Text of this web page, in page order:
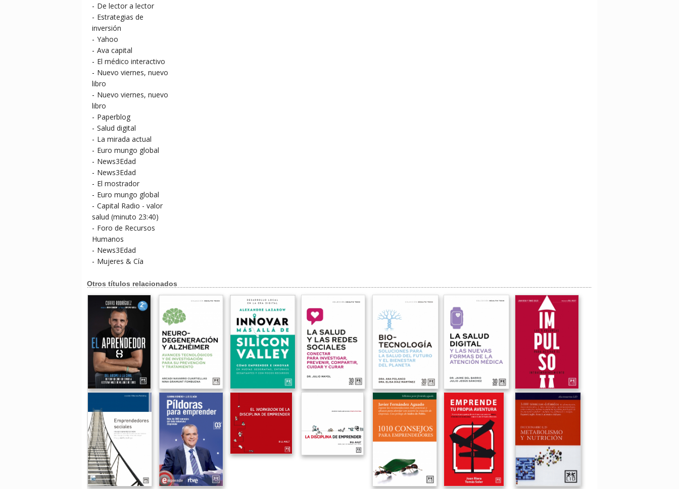
- De lector a lector
- Estrategias de
inversión
- Yahoo
- Ava capital
- El médico interactivo
- Nuevo viernes, nuevo
libro
- Nuevo viernes, nuevo
libro
- Paperblog
- Salud digital
- La mirada actual
- Euro mungo global
- News3Edad
- News3Edad
- El mostrador
- Euro mungo global
- Capital Radio - valor
salud (minuto 23:40)
- Foro de Recursos
Humanos
- News3Edad
- Mujeres & Cía
Otros títulos relacionados